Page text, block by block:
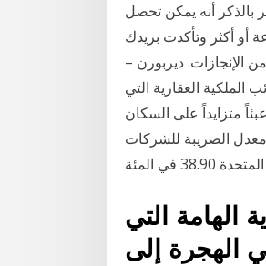
بالذكر أنه يمكن تحصل
كل يوم عند دخول حسابك إذا سجلت في هذا العالم قبل 72 ساعة أو أكثر وتأكدت بريدك
الإنجازات. ديربورن –
العقارية التي
متزايداً على السكان
الأمريكية معدل الضريبة للشركات
الهامة التي
الهجرة إلى